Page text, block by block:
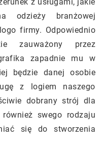
odzieży branżowej
firmy. Odpowiednio
zauważony przez
zapadnie mu w
będzie danej osobie
z logiem naszego
dobrany strój dla
swego rodzaju
się do stworzenia